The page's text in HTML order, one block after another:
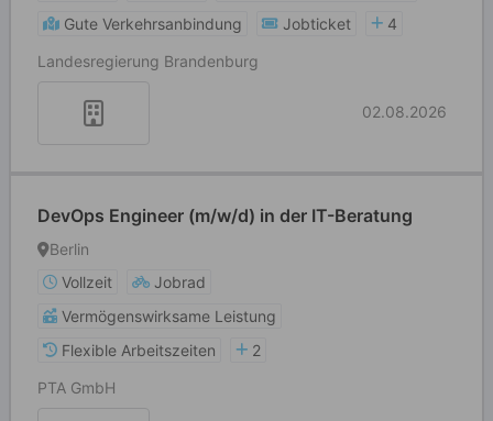
Gute Verkehrsanbindung
Jobticket
4
Landesregierung Brandenburg
02.08.2026
DevOps Engineer (m/w/d) in der IT-Beratung
Berlin
Vollzeit
Jobrad
Vermögenswirksame Leistung
Flexible Arbeitszeiten
2
PTA GmbH